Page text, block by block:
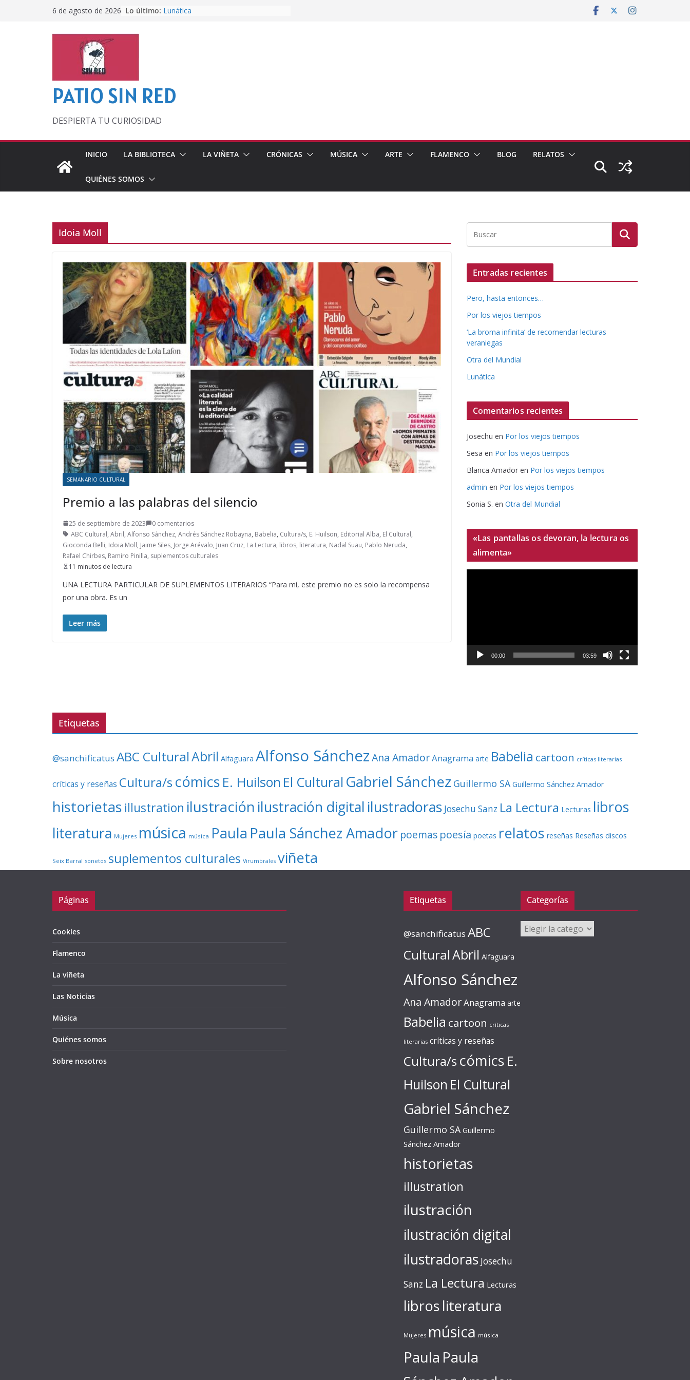
6 de agosto de 2026 Lo último: Lunática
PATIO SIN RED
DESPIERTA TU CURIOSIDAD
INICIO LA BIBLIOTECA LA VIÑETA CRÓNICAS MÚSICA ARTE FLAMENCO BLOG RELATOS
QUIÉNES SOMOS
Idoia Moll
SEMANARIO CULTURAL
Premio a las palabras del silencio
25 de septiembre de 2023
0 comentarios
ABC Cultural, Abril, Alfonso Sánchez, Andrés Sánchez Robayna, Babelia, Cultura/s, E. Huilson, Editorial Alba, El Cultural,
Gioconda Belli, Idoia Moll, Jaime Siles, Jorge Arévalo, Juan Cruz, La Lectura, libros, literatura, Nadal Suau, Pablo Neruda,
Rafael Chirbes, Ramiro Pinilla, suplementos culturales
11 minutos de lectura
UNA LECTURA PARTICULAR DE SUPLEMENTOS LITERARIOS “Para mí, este premio no es solo la recompensa
por una obra. Es un
Leer más
Entradas recientes
Pero, hasta entonces…
Por los viejos tiempos
‘La broma infinita’ de recomendar lecturas
veraniegas
Otra del Mundial
Lunática
Comentarios recientes
Josechu en Por los viejos tiempos
Sesa en Por los viejos tiempos
Blanca Amador en Por los viejos tiempos
admin en Por los viejos tiempos
Sonia S. en Otra del Mundial
«Las pantallas os devoran, la lectura os
alimenta»
c
í
e
00:00 03:59
Etiquetas
@sanchificatus ABC CulturalAbril Alfaguara Alfonso SánchezAna AmadorAnagrama arte Babelia cartoon críticas literarias
críticas y reseñas Cultura/s cómics E. Huilson El Cultural Gabriel Sánchez Guillermo SA Guillermo Sánchez Amador
historietas illustration ilustración ilustración digital ilustradoras Josechu Sanz La Lectura Lecturas libros
literatura Mujeres música música Paula Paula Sánchez Amador poemas poesía poetas relatos reseñas Reseñas discos
Seix Barral sonetos suplementos culturales Virumbrales viñeta
Páginas
Cookies
Flamenco
La viñeta
Las Noticias
Música
Quiénes somos
Sobre nosotros
Etiquetas
@sanchificatus ABC
CulturalAbril Alfaguara
Alfonso Sánchez
Ana AmadorAnagrama arte
Babelia cartoon críticas
literarias críticas y reseñas
Cultura/s cómics E.
Huilson El Cultural
Gabriel Sánchez
Guillermo SA Guillermo
Sánchez Amador
historietas
illustration
ilustración
ilustración digital
ilustradoras Josechu
Sanz La Lectura Lecturas
librosliteratura
Mujeres música música
Paula Paula
Categorías
Categorías